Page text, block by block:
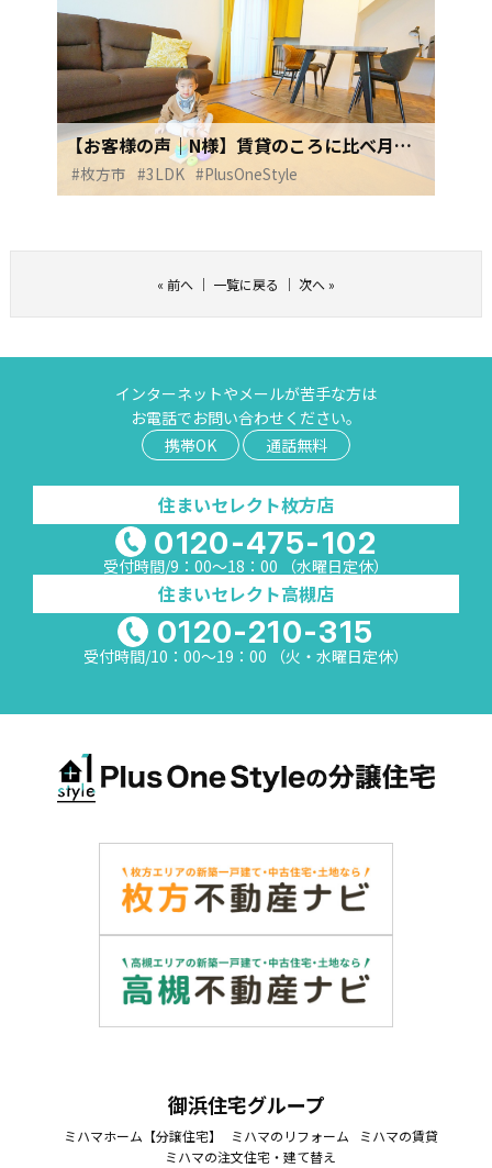
【お客様の声｜N様】賃貸のころに比べ月々2万円も安くなりました！！
#枚方市 #3LDK #PlusOneStyle
« 前へ｜ 一覧に戻る ｜ 次へ»
インターネットやメールが苦手な方は
お電話でお問い合わせください。
携帯OK
通話無料
住まいセレクト枚方店
0120-475-102
受付時間/9：00～18：00 （水曜日定休）
住まいセレクト高槻店
0120-210-315
受付時間/10：00～19：00 （火・水曜日定休）
御浜住宅グループ
ミハマホーム【分譲住宅】 ミハマのリフォーム
ミハマの賃貸
ミハマの注文住宅・建て替え